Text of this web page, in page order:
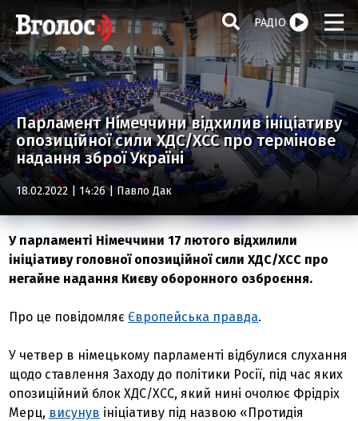
РАДІО
Парламент Німеччини відхилив ініціативу
опозиційної сили ХДС/ХСС про термінове
надання зброї Україні
18.02.2022 | 14:26 | Павло Дак
У парламенті Німеччини 17 лютого відхилили
ініціативу головної опозиційної сили ХДС/ХСС про
негайне надання Києву оборонного озброєння.
Про це повідомляє Європейська правда.
У четвер в німецькому парламенті відбулися слухання
щодо ставлення Заходу до політики Росії, під час яких
опозиційний блок ХДС/ХСС, який нині очолює Фрідріх
Мерц, висунув ініціативу під назвою «Протидія